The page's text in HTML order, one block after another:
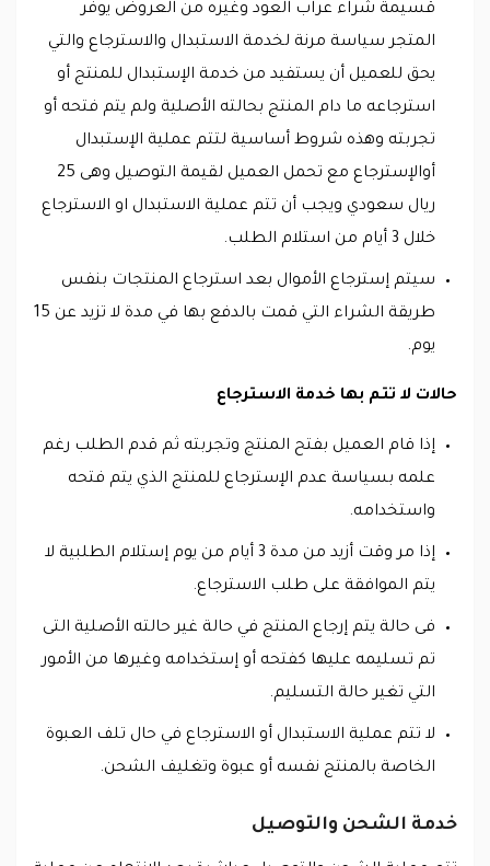
قسيمة شراء عراب العود وغيره من العروض يوفر
المتجر سياسة مرنة لخدمة الاستبدال والاسترجاع والتي
يحق للعميل أن يستفيد من خدمة الإستبدال للمنتج أو
استرجاعه ما دام المنتج بحالته الأصلية ولم يتم فتحه أو
تجربته وهذه شروط أساسية لتتم عملية الإستبدال
أوالإسترجاع مع تحمل العميل لقيمة التوصيل وهى 25
ريال سعودي ويجب أن تتم عملية الاستبدال او الاسترجاع
خلال 3 أيام من استلام الطلب.
سيتم إسترجاع الأموال بعد استرجاع المنتجات بنفس
طريقة الشراء التي قمت بالدفع بها في مدة لا تزيد عن 15
يوم.
حالات لا تتم بها خدمة الاسترجاع
إذا قام العميل بفتح المنتج وتجربته ثم قدم الطلب رغم
علمه بسياسة عدم الإسترجاع للمنتج الذي يتم فتحه
واستخدامه.
إذا مر وقت أزيد من مدة 3 أيام من يوم إستلام الطلبية لا
يتم الموافقة على طلب الاسترجاع.
فى حالة يتم إرجاع المنتج في حالة غير حالته الأصلية التى
تم تسليمه عليها كفتحه أو إستخدامه وغيرها من الأمور
التي تغير حالة التسليم.
لا تتم عملية الاستبدال أو الاسترجاع في حال تلف العبوة
الخاصة بالمنتج نفسه أو عبوة وتغليف الشحن.
خدمة الشحن والتوصيل